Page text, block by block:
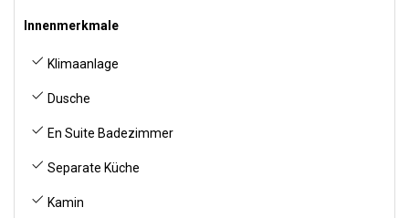
Innenmerkmale
Klimaanlage
Dusche
En Suite Badezimmer
Separate Küche
Kamin